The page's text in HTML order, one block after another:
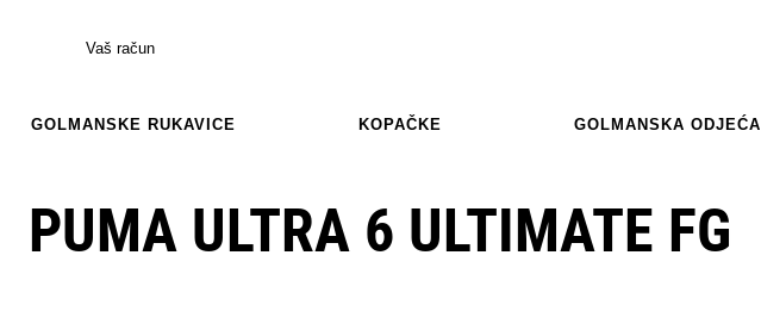
Vaš račun
GOLMANSKE RUKAVICE KOPAČKE GOLMANSKA ODJEĆA
PUMA ULTRA 6 ULTIMATE FG